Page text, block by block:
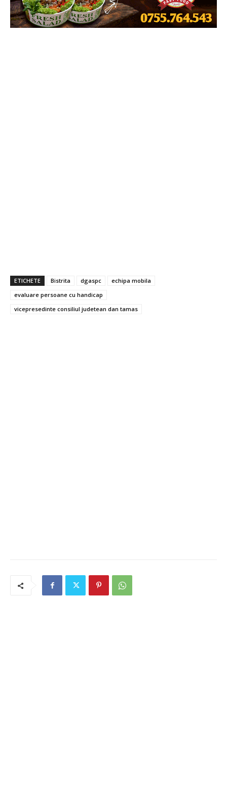
ETICHETE Bistrita dgaspc
echipa mobila
evaluare persoane cu handicap
vicepresedinte consiliul judetean dan tamas